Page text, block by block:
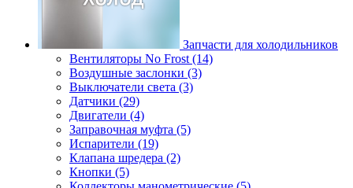
Запчасти для холодильников
Вентиляторы No Frost (14)
Воздушные заслонки (3)
Выключатели света (3)
Датчики (29)
Двигатели (4)
Заправочная муфта (5)
Испарители (19)
Клапана шредера (2)
Кнопки (5)